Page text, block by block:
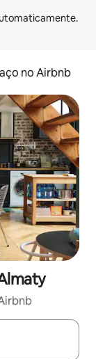
no Airbnb
explore-os